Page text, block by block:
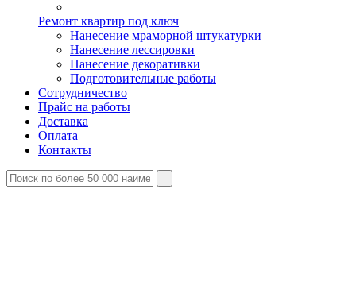
Ремонт квартир под ключ
Нанесение мраморной штукатурки
Нанесение лессировки
Нанесение декоративки
Подготовительные работы
Сотрудничество
Прайс на работы
Доставка
Оплата
Контакты